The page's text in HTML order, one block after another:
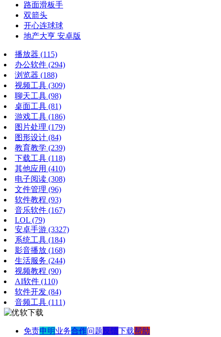
路面滑板手
双箭头
开心连球球
地产大亨 安卓版
播放器 (115)
办公软件 (294)
浏览器 (188)
视频工具 (309)
聊天工具 (98)
桌面工具 (81)
游戏工具 (186)
图片处理 (179)
图形设计 (84)
教育教学 (239)
下载工具 (118)
其他应用 (410)
电子阅读 (308)
文件管理 (96)
软件教程 (93)
音乐软件 (167)
LOL (79)
安卓手游 (3327)
系统工具 (184)
影音播放 (168)
生活服务 (244)
视频教程 (90)
AI软件 (110)
软件开发 (84)
音频工具 (111)
免责申明业务合作问题反馈下载帮助